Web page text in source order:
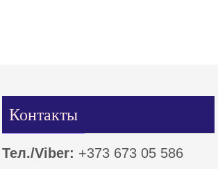
Контакты
Тел./Viber: +373 673 05 586